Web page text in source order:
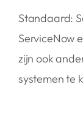
Standaard:
ServiceNow
zijn ook
systemen te